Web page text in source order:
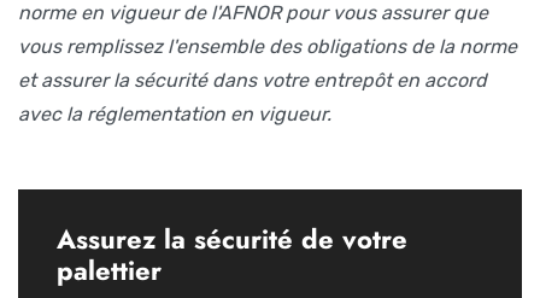
norme en vigueur de l'AFNOR pour vous assurer que
vous remplissez l'ensemble des obligations de la norme
et assurer la sécurité dans votre entrepôt en accord
avec la réglementation en vigueur.
Assurez la sécurité de votre
palettier